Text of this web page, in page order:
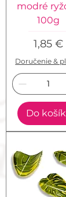
modré
100g
Cena
1,85 €
Doručenie &
Do